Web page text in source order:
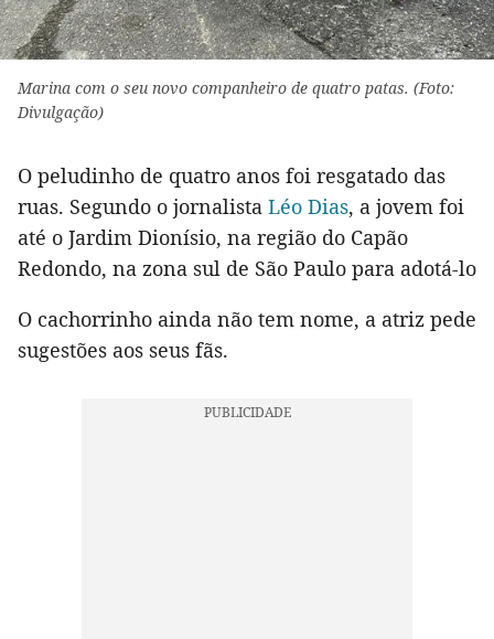
Marina com o seu novo companheiro de quatro patas. (Foto:
Divulgação)
O peludinho de quatro anos foi resgatado das
ruas. Segundo o jornalista Léo Dias, a jovem foi
até o Jardim Dionísio, na região do Capão
Redondo, na zona sul de São Paulo para adotá-lo
O cachorrinho ainda não tem nome, a atriz pede
sugestões aos seus fãs.